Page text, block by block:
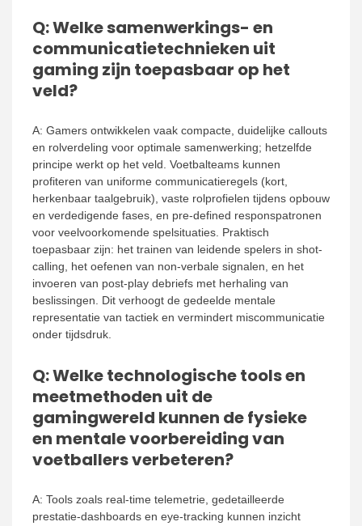
Q: Welke samenwerkings- en
communicatietechnieken uit
gaming zijn toepasbaar op het
veld?
A: Gamers ontwikkelen vaak compacte, duidelijke callouts
en rolverdeling voor optimale samenwerking; hetzelfde
principe werkt op het veld. Voetbalteams kunnen
profiteren van uniforme communicatieregels (kort,
herkenbaar taalgebruik), vaste rolprofielen tijdens opbouw
en verdedigende fases, en pre-defined responspatronen
voor veelvoorkomende spelsituaties. Praktisch
toepasbaar zijn: het trainen van leidende spelers in shot-
calling, het oefenen van non-verbale signalen, en het
invoeren van post-play debriefs met herhaling van
beslissingen. Dit verhoogt de gedeelde mentale
representatie van tactiek en vermindert miscommunicatie
onder tijdsdruk.
Q: Welke technologische tools en
meetmethoden uit de
gamingwereld kunnen de fysieke
en mentale voorbereiding van
voetballers verbeteren?
A: Tools zoals real-time telemetrie, gedetailleerde
prestatie-dashboards en eye-tracking kunnen inzicht